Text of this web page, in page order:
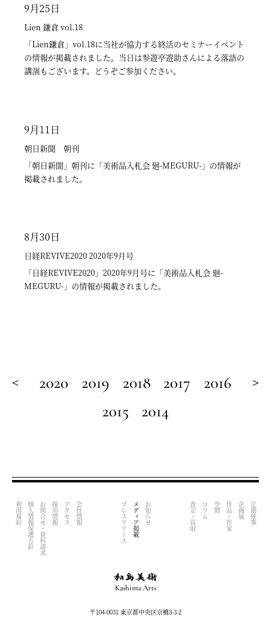
9月25日
Lien 鎌倉 vol.18
「Lien鎌倉」vol.18に当社が協力する終活のセミナーイベント
の情報が掲載されました。当日は参遊亭遊助さんによる落語の
講演もございます。どうぞご参加ください。
9月11日
朝日新聞 朝刊
「朝日新聞」朝刊に「美術品入札会 廻-MEGURU-」の情報が
掲載されました。
8月30日
日経REVIVE2020 2020年9月号
「日経REVIVE2020」2020年9月号に「美術品入札会 廻-
MEGURU-」の情報が掲載されました。
3月15日
読売新聞
3月15日 読売新聞の朝刊に「バック・トゥ・ザ 江戸絵画〜若
冲・蕭白・蘆雪・白隠〜」の展示会情報が紹介されました。
8月14日
朝日新聞
8月14日 朝日新聞 夕刊に加島美術が94年ぶりに発見した鏑木清
方の幽霊図「茶を献ずるお菊さん」についての紹介記事が掲載
6月15日
下野新聞
6月15日 下野新聞に「継活 in 宇都宮」紹介記事が掲載されまし
読売新聞 はいからEst 東京版
8月29日 読売新聞 はいからEst 東京版 8月22日発行号に「8月美
術品査定・鑑定会」紹介記事が掲載されました。
7月1日 書道美術新聞 第1079号に「NANKOKU 比田井南谷
展」紹介記事が掲載されました。
展」紹介記事が掲載されました。
奈良新聞
7月8日 奈良新聞 写真家 六田知弘展「水ノ貌 MIZU NO BO」
紹介記事が掲載されました。
7月8日 中日新聞 朝刊 堀江栞展「生・静」紹介記事が掲載さ
れました。
< >
2020 2019 2018 2017
2016
2015
2014
定期催事
企画展
作品・作家
空間
コラム
査定・買取
お知らせ
メディア掲載
プレスリリース
会社情報
アクセス
採用情報
お問合せ・資料請求
個人情報保護方針
利用規約
Kashima Arts
〒104-0031 東京都中央区京橋3-3-2